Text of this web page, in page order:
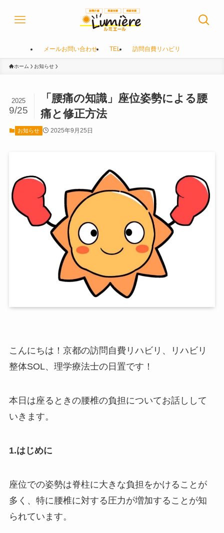
メールお問い合わせ TEL 訪問自費リハビリ
ホーム お知らせ
「腰痛の知識」座位姿勢による腰
痛と修正方法
2025
9/25
お知らせ 2025年9月25日
こんにちは！京都の訪問自費リハビリ、リハビリ
整体SOL、理学療法士の日置です！
本日は座るときの腰椎の負担についてお話しして
いきます。
1.はじめに
座位での姿勢は脊柱に大きな負担をかけることが
多く、特に腰椎に対する圧力が増加することが知
られています。